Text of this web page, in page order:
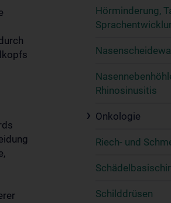
Hörminderung,
Rhinosinusitis
Onkologie
Riech- und
Schilddrüsen